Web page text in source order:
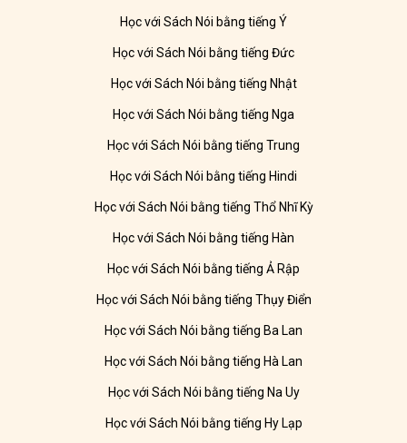
Học với Sách Nói bằng tiếng Ý
Học với Sách Nói bằng tiếng Đức
Học với Sách Nói bằng tiếng Nhật
Học với Sách Nói bằng tiếng Nga
Học với Sách Nói bằng tiếng Trung
Học với Sách Nói bằng tiếng Hindi
Học với Sách Nói bằng tiếng Thổ Nhĩ Kỳ
Học với Sách Nói bằng tiếng Hàn
Học với Sách Nói bằng tiếng Ả Rập
Học với Sách Nói bằng tiếng Thụy Điển
Học với Sách Nói bằng tiếng Ba Lan
Học với Sách Nói bằng tiếng Hà Lan
Học với Sách Nói bằng tiếng Na Uy
Học với Sách Nói bằng tiếng Hy Lạp